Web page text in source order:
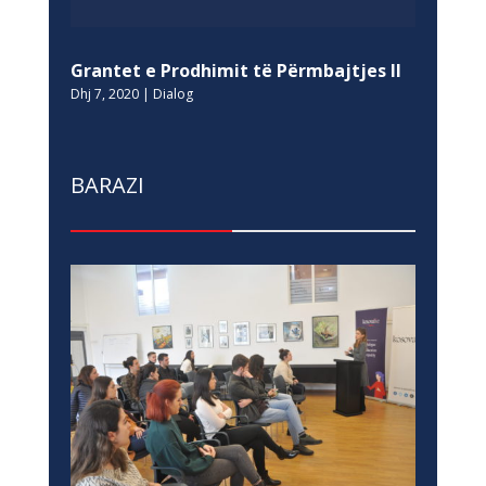
Grantet e Prodhimit të Përmbajtjes II
Dhj 7, 2020| Dialog
BARAZI